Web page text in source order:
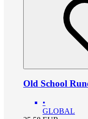
Old School
•
GLOBAL